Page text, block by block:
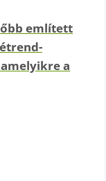
említett
a